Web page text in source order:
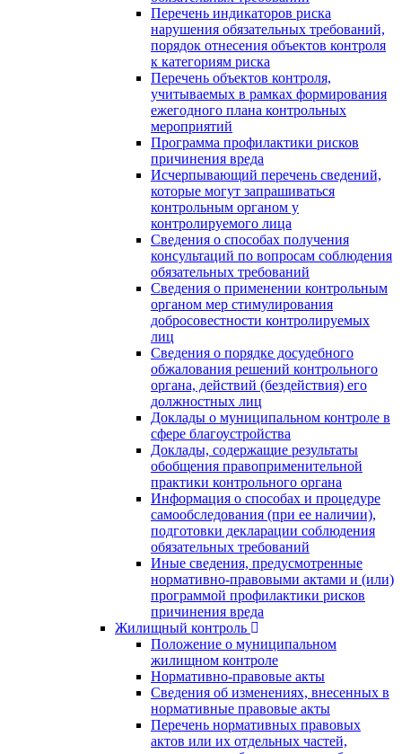
Перечень индикаторов риска
нарушения обязательных требований,
порядок отнесения объектов контроля
к категориям риска
Перечень объектов контроля,
учитываемых в рамках формирования
ежегодного плана контрольных
мероприятий
Программа профилактики рисков
причинения вреда
Исчерпывающий перечень сведений,
которые могут запрашиваться
контрольным органом у
контролируемого лица
Сведения о способах получения
консультаций по вопросам соблюдения
обязательных требований
Сведения о применении контрольным
органом мер стимулирования
добросовестности контролируемых
лиц
Сведения о порядке досудебного
обжалования решений контрольного
органа, действий (бездействия) его
должностных лиц
Доклады о муниципальном контроле в
сфере благоустройства
Доклады, содержащие результаты
обобщения правоприменительной
практики контрольного органа
Информация о способах и процедуре
самообследования (при ее наличии),
подготовки декларации соблюдения
обязательных требований
Иные сведения, предусмотренные
нормативно-правовыми актами и (или)
программой профилактики рисков
причинения вреда
Жилищный контроль
Положение о муниципальном
жилищном контроле
Нормативно-правовые акты
Сведения об изменениях, внесенных в
нормативные правовые акты
Перечень нормативных правовых
актов или их отдельных частей,